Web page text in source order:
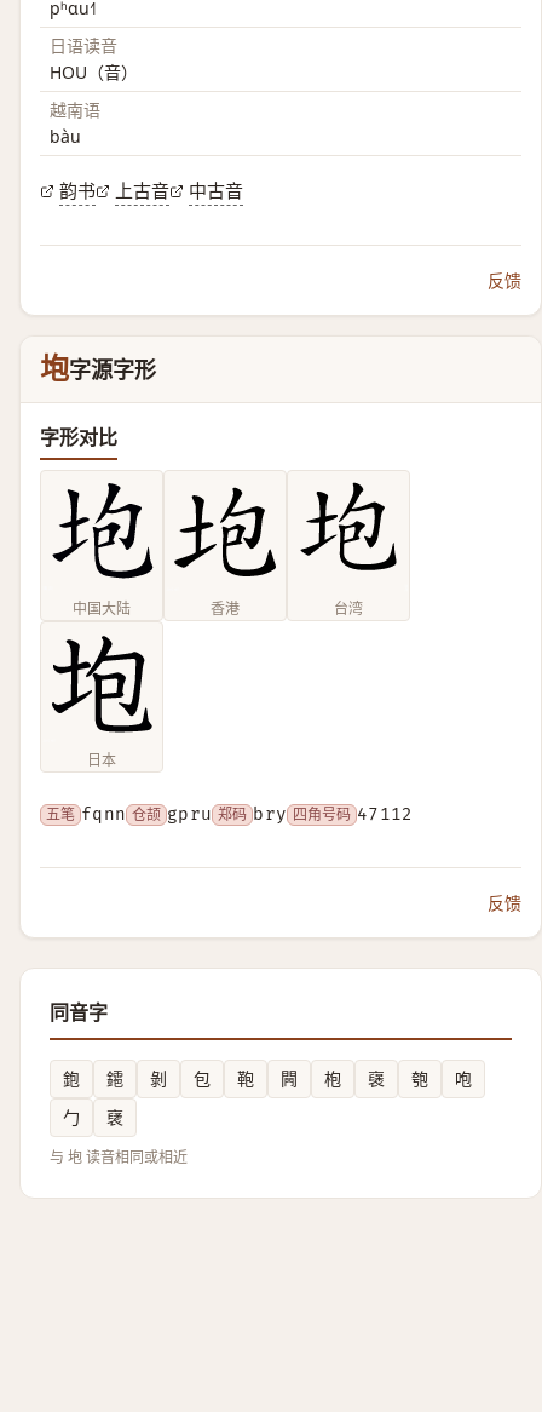
pʰɑu˧˥
日语读音
HOU（音）
越南语
bàu
韵书 上古音 中古音
反馈
垉字源字形
字形对比
中国大陆 香港 台湾
日本
五笔 fqnn 仓颉 gpru 郑码 bry 四角号码 47112
反馈
同音字
鉋 䥤 剝 包 鞄 闁 枹 襃 匏
咆
勹
裦
与 垉 读音相同或相近